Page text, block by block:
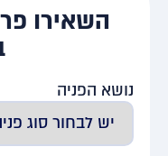
השאירו
נושא הפניה